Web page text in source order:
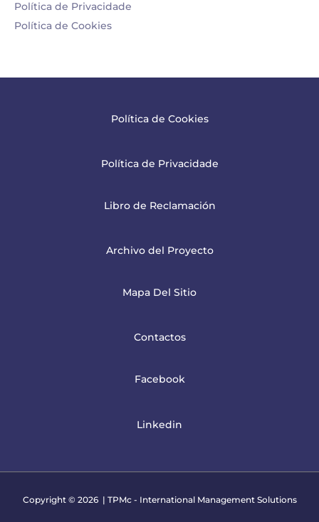
Política de Privacidade
Política de Cookies
Política de Cookies
Política de Privacidade
Libro de Reclamación
Archivo del Proyecto
Mapa Del Sitio
Contactos
Facebook
Linkedin
Copyright © 2026 | TPMc - International Management Solutions